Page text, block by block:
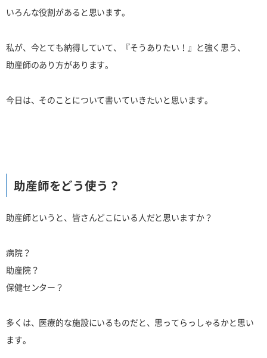
いろんな役割があると思います。
私が、今とても納得していて、『そうありたい！』と強く思う、
助産師のあり方があります。
今日は、そのことについて書いていきたいと思います。
助産師をどう使う？
助産師というと、皆さんどこにいる人だと思いますか？
病院？
助産院？
保健センター？
多くは、医療的な施設にいるものだと、思ってらっしゃるかと思い
ます。